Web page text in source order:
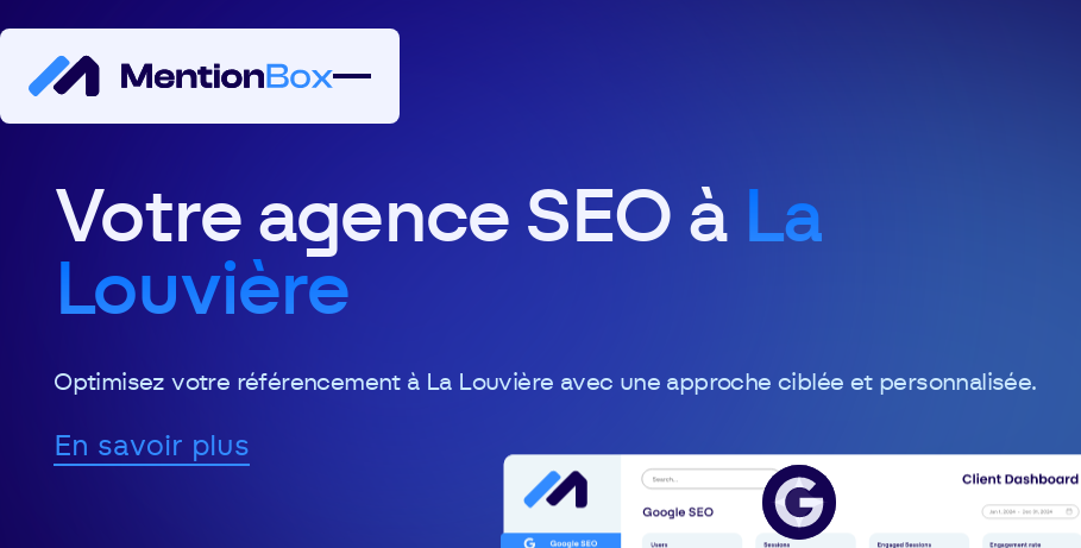
Votre agence SEO à La
Louvière
Optimisez votre référencement à La Louvière avec une approche ciblée et personnalisée.
En savoir plus